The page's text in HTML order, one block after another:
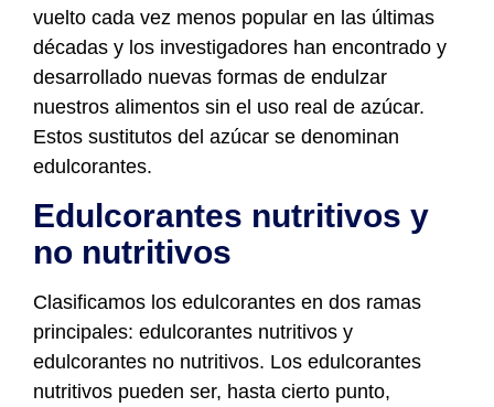
vuelto cada vez menos popular en las últimas
décadas y los investigadores han encontrado y
desarrollado nuevas formas de endulzar
nuestros alimentos sin el uso real de azúcar.
Estos sustitutos del azúcar se denominan
edulcorantes.
Edulcorantes nutritivos y
no nutritivos
Clasificamos los edulcorantes en dos ramas
principales: edulcorantes nutritivos y
edulcorantes no nutritivos. Los edulcorantes
nutritivos pueden ser, hasta cierto punto,